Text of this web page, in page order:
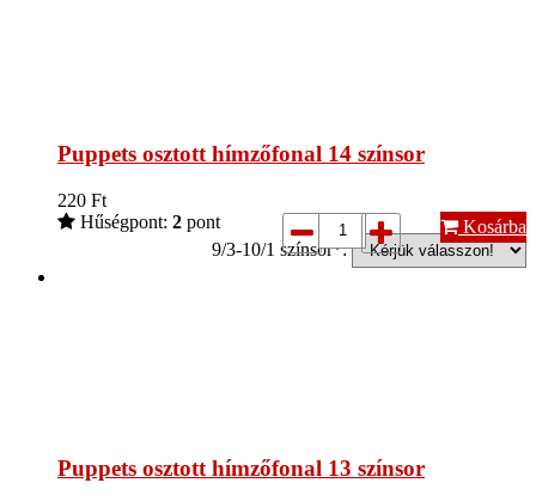
Puppets osztott hímzőfonal 14 színsor
220 Ft
Hűségpont: 2 pont
9/3-10/1 színsor*:
Kosárba
Puppets osztott hímzőfonal 13 színsor